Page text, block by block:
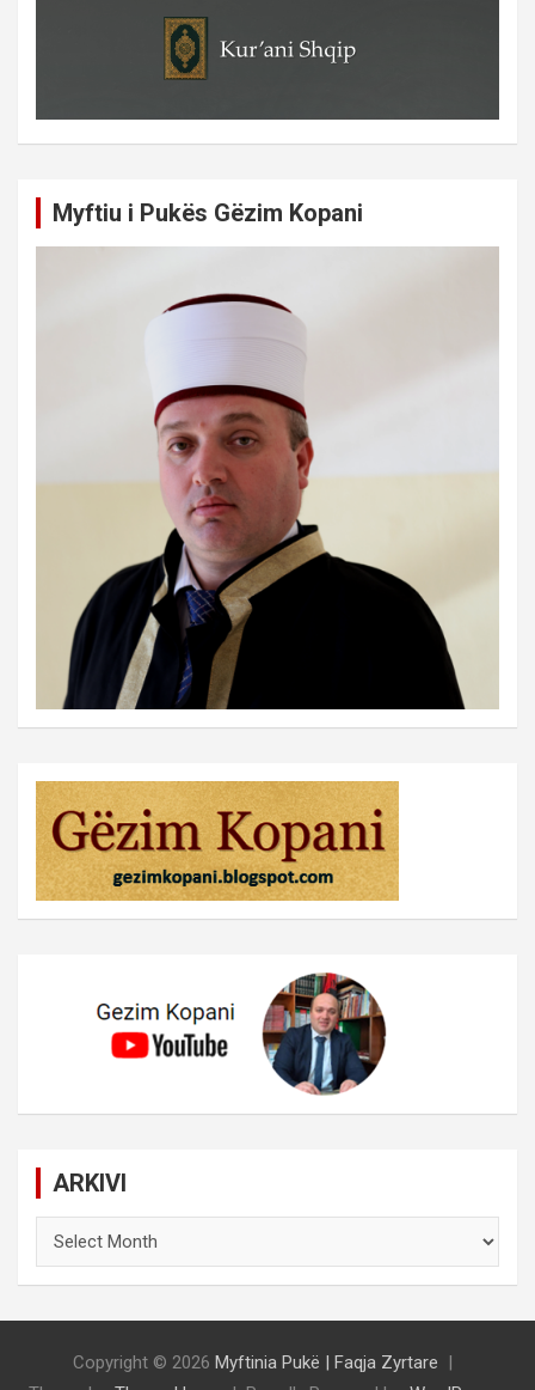
Myftiu i Pukës Gëzim Kopani
ARKIVI
Copyright © 2026 Myftinia Pukë | Faqja Zyrtare